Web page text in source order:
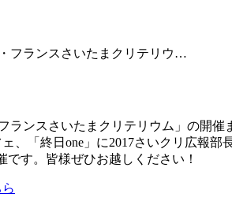
フランスさいたまクリテリウム」の開催
、「終日one」に2017さいクリ広報
です。皆様ぜひお越しください！